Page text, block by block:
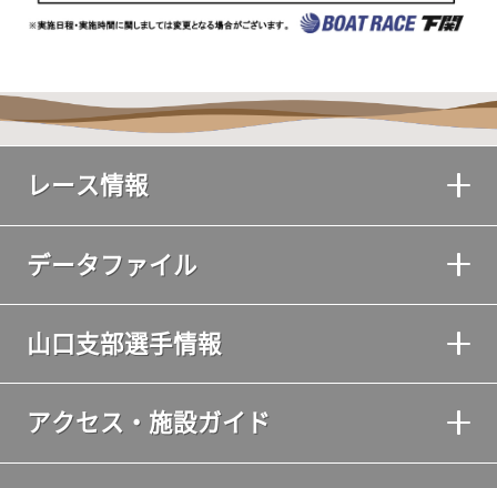
レース情報
データファイル
山口支部選手情報
アクセス・施設ガイド